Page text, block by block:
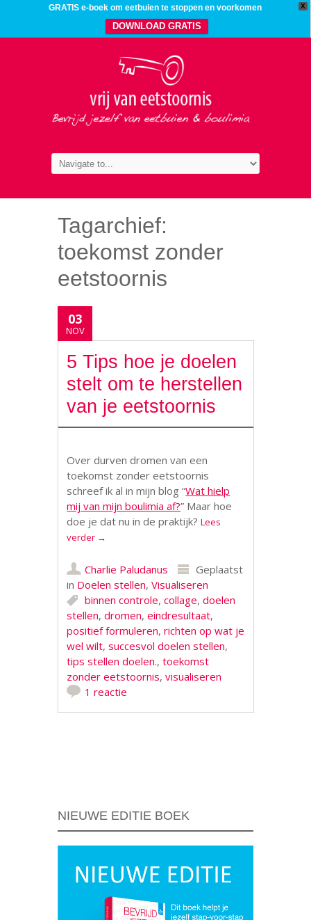
X
GRATIS e-boek om eetbuien te stoppen en voorkomen
DOWNLOAD GRATIS
Tagarchief:
toekomst zonder
eetstoornis
03
NOV
5 Tips hoe je doelen
stelt om te herstellen
van je eetstoornis
Over durven dromen van een
toekomst zonder eetstoornis
schreef ik al in mijn blog “Wat hielp
mij van mijn boulimia af?” Maar hoe
doe je dat nu in de praktijk?Lees
verder →
Charlie Paludanus
Geplaatst
in Doelen stellen,Visualiseren
binnen controle,collage,doelen
stellen,dromen,eindresultaat,
positief formuleren,richten op wat je
wel wilt,succesvol doelen stellen,
tips stellen doelen.,toekomst
zonder eetstoornis,visualiseren
1 reactie
NIEUWE EDITIE BOEK